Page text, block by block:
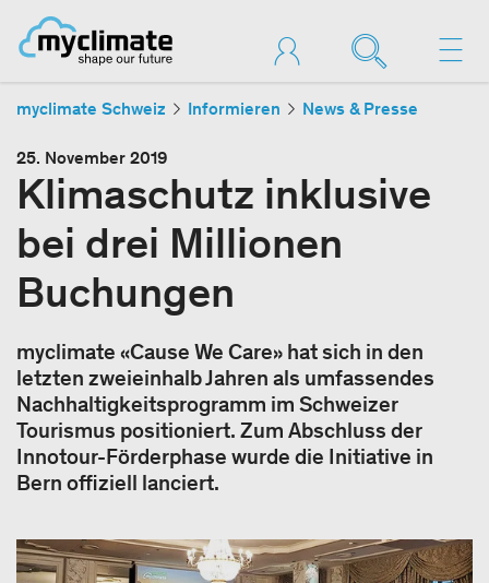
myclimate Schweiz Informieren News & Presse
25. November 2019
Klimaschutz inklusive
bei drei Millionen
Buchungen
myclimate «Cause We Care» hat sich in den
letzten zweieinhalb Jahren als umfassendes
Nachhaltigkeitsprogramm im Schweizer
Tourismus positioniert. Zum Abschluss der
Innotour-Förderphase wurde die Initiative in
Bern offiziell lanciert.